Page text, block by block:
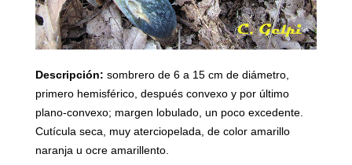
Descripción: sombrero de 6 a 15 cm de diámetro,
primero hemisférico, después convexo y por último
plano-convexo; margen lobulado, un poco excedente.
Cutícula seca, muy aterciopelada, de color amarillo
naranja u ocre amarillento.